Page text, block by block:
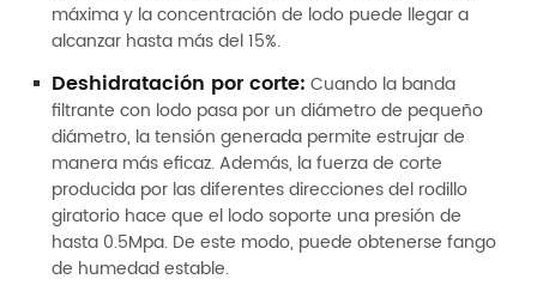
máxima y la concentración de lodo puede llegar a
alcanzar hasta más del 15%.
Deshidratación por corte: Cuando la banda
filtrante con lodo pasa por un diámetro de pequeño
diámetro, la tensión generada permite estrujar de
manera más eficaz. Además, la fuerza de corte
producida por las diferentes direcciones del rodillo
giratorio hace que el lodo soporte una presión de
hasta 0.5Mpa. De este modo, puede obtenerse fango
de humedad estable.